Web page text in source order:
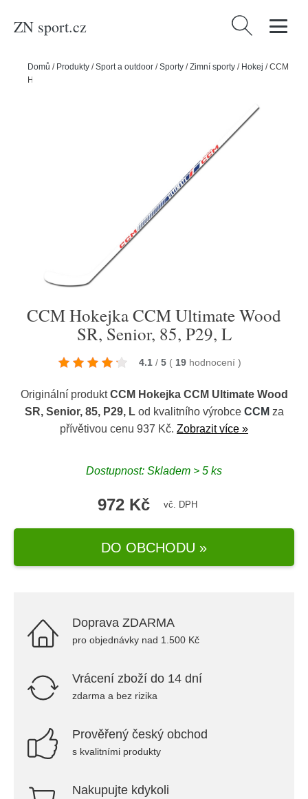
ZN sport.cz Vyhledávání
Domů / Produkty /Sport a outdoor /Sporty /Zimní sporty / Hokej /CCM
Hokejka CCM Ultimate Wood SR, Senior, 85, P29, L
CCM Hokejka CCM Ultimate Wood
SR, Senior, 85, P29, L
4.1 / 5 ( 19 hodnocení )
Originální produktCCM Hokejka CCM Ultimate Wood
SR, Senior, 85, P29, Lod kvalitního výrobce CCM za
přívětivou cenu 937 Kč. Zobrazit více »
Dostupnost: Skladem > 5 ks
972 Kč vč. DPH
DO OBCHODU »
Doprava ZDARMA
pro objednávky nad 1.500 Kč
Vrácení zboží do 14 dní
zdarma a bez rizika
Prověřený český obchod
s kvalitními produkty
Nakupujte kdykoli